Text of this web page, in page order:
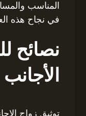
المناسب
في نجاح هذه
نصائح
الأجانب
توثيق زواج